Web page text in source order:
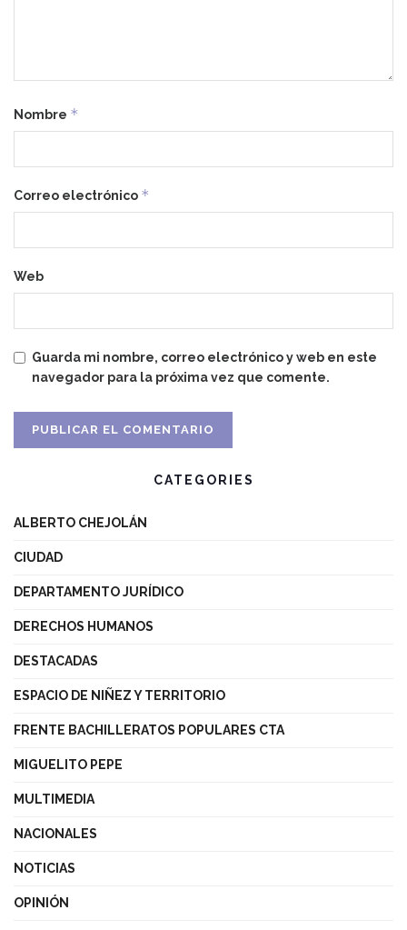
Nombre *
Correo electrónico *
Web
Guarda mi nombre, correo electrónico y web en este
navegador para la próxima vez que comente.
CATEGORIES
ALBERTO CHEJOLÁN
CIUDAD
DEPARTAMENTO JURÍDICO
DERECHOS HUMANOS
DESTACADAS
ESPACIO DE NIÑEZ Y TERRITORIO
FRENTE BACHILLERATOS POPULARES CTA
MIGUELITO PEPE
MULTIMEDIA
NACIONALES
NOTICIAS
OPINIÓN